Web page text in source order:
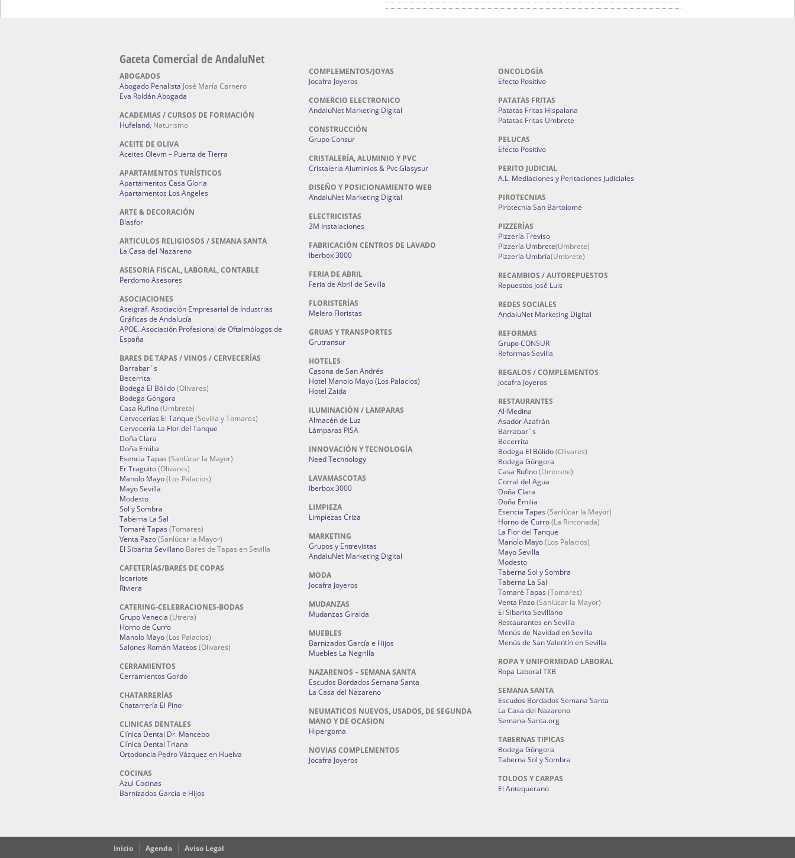
Gaceta Comercial de AndaluNet
ABOGADOS
Abogado Penalista José María Carnero
Eva Roldán Abogada
ACADEMIAS / CURSOS DE FORMACIÓN
Hufeland, Naturismo
ACEITE DE OLIVA
Aceites Olevm – Puerta de Tierra
APARTAMENTOS TURÍSTICOS
Apartamentos Casa Gloria
Apartamentos Los Angeles
ARTE & DECORACIÓN
Blasfor
ARTICULOS RELIGIOSOS / SEMANA SANTA
La Casa del Nazareno
ASESORIA FISCAL, LABORAL, CONTABLE
Perdomo Asesores
ASOCIACIONES
Aseigraf. Asociación Empresarial de Industrias
Gráficas de Andalucía
APOE. Asociación Profesional de Oftalmólogos de
España
BARES DE TAPAS / VINOS / CERVECERÍAS
Barrabar´s
Becerrita
Bodega El Bólido(Olivares)
Bodega Góngora
Casa Rufino(Umbrete)
Cervecerías El Tanque (Sevilla y Tomares)
Cervecería La Flor del Tanque
Doña Clara
Doña Emilia
Esencia Tapas (Sanlúcar la Mayor)
Er Traguito(Olivares)
Manolo Mayo(Los Palacios)
Mayo Sevilla
Modesto
Sol y Sombra
Taberna La Sal
Tomaré Tapas (Tomares)
Venta Pazo(Sanlúcar la Mayor)
El Sibarita Sevillano Bares de Tapas en Sevilla
CAFETERÍAS/BARES DE COPAS
Iscariote
Riviera
CATERING-CELEBRACIONES-BODAS
Grupo Venecia (Utrera)
Horno de Curro
Manolo Mayo(Los Palacios)
Salones Román Mateos (Olivares)
CERRAMIENTOS
Cerramientos Gordo
CHATARRERÍAS
Chatarrería El Pino
CLINICAS DENTALES
Clínica Dental Dr. Mancebo
Clínica Dental Triana
Ortodoncia Pedro Vázquez en Huelva
COCINAS
Azul Cocinas
Barnizados García e Hijos
COMPLEMENTOS/JOYAS
Jocafra Joyeros
COMERCIO ELECTRONICO
AndaluNet Marketing Digital
CONSTRUCCIÓN
Grupo Consur
CRISTALERÍA, ALUMINIO Y PVC
Cristaleria Aluminios & Pvc Glasysur
DISEÑO Y POSICIONAMIENTO WEB
AndaluNet Marketing Digital
ELECTRICISTAS
3M Instalaciones
FABRICACIÓN CENTROS DE LAVADO
Iberbox 3000
FERIA DE ABRIL
Feria de Abril de Sevilla
FLORISTERÍAS
Melero Floristas
GRUAS Y TRANSPORTES
Grutransur
HOTELES
Casona de San Andrés
Hotel Manolo Mayo (Los Palacios)
Hotel Zaida
ILUMINACIÓN / LAMPARAS
Almacén de Luz
Lámparas PISA
INNOVACIÓN Y TECNOLOGÍA
Need Technology
LAVAMASCOTAS
Iberbox 3000
LIMPIEZA
Limpiezas Criza
MARKETING
Grupos y Entrevistas
AndaluNet Marketing Digital
MODA
Jocafra Joyeros
MUDANZAS
Mudanzas Giralda
MUEBLES
Barnizados García e Hijos
Muebles La Negrilla
NAZARENOS – SEMANA SANTA
Escudos Bordados Semana Santa
La Casa del Nazareno
NEUMATICOS NUEVOS, USADOS, DE SEGUNDA
MANO Y DE OCASION
Hipergoma
NOVIAS COMPLEMENTOS
Jocafra Joyeros
ONCOLOGÍA
Efecto Positivo
PATATAS FRITAS
Patatas Fritas Hispalana
Patatas Fritas Umbrete
PELUCAS
Efecto Positivo
PERITO JUDICIAL
A.L. Mediaciones y Peritaciones Judiciales
PIROTECNIAS
Pirotecnia San Bartolomé
PIZZERÍAS
Pizzería Treviso
Pizzería Umbrete(Umbrete)
Pizzería Umbría(Umbrete)
RECAMBIOS / AUTOREPUESTOS
Repuestos José Luis
REDES SOCIALES
AndaluNet Marketing Digital
REFORMAS
Grupo CONSUR
Reformas Sevilla
REGALOS / COMPLEMENTOS
Jocafra Joyeros
RESTAURANTES
Al-Medina
Asador Azafrán
Barrabar´s
Becerrita
Bodega El Bólido(Olivares)
Bodega Góngora
Casa Rufino(Umbrete)
Corral del Agua
Doña Clara
Doña Emilia
Esencia Tapas (Sanlúcar la Mayor)
Horno de Curro(La Rinconada)
La Flor del Tanque
Manolo Mayo(Los Palacios)
Mayo Sevilla
Modesto
Taberna Sol y Sombra
Taberna La Sal
Tomaré Tapas (Tomares)
Venta Pazo(Sanlúcar la Mayor)
El Sibarita Sevillano
Restaurantes en Sevilla
Menús de Navidad en Sevilla
Menús de San Valentín en Sevilla
ROPA Y UNIFORMIDAD LABORAL
Ropa Laboral TXB
SEMANA SANTA
Escudos Bordados Semana Santa
La Casa del Nazareno
Semana-Santa.org
TABERNAS TIPICAS
Bodega Góngora
Taberna Sol y Sombra
TOLDOS Y CARPAS
El Antequerano
Inicio Agenda Aviso Legal